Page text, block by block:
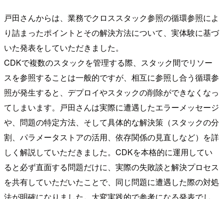
戸田さんからは、業務でクロススタック参照の循環参照によ
り詰まったポイントとその解決方法について、実体験に基づ
いた発表をしていただきました。
CDKで複数のスタックを管理する際、スタック間でリソー
スを参照することは一般的ですが、相互に参照し合う循環参
照が発生すると、デプロイやスタックの削除ができなくなっ
てしまいます。戸田さんは実際に遭遇したエラーメッセージ
や、問題の特定方法、そして具体的な解決策（スタックの分
割、パラメータストアの活用、依存関係の見直しなど）を詳
しく解説していただきました。CDKを本格的に運用してい
ると必ず直面する問題だけに、実際の失敗談と解決プロセス
を共有していただいたことで、同じ問題に遭遇した際の対処
法が明確になりました。大変実践的で参考になる発表でし